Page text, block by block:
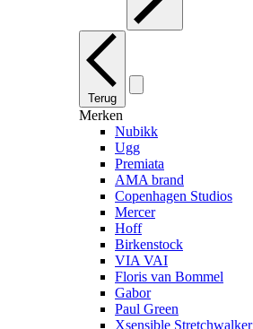
Terug
Merken
Nubikk
Ugg
Premiata
AMA brand
Copenhagen Studios
Mercer
Hoff
Birkenstock
VIA VAI
Floris van Bommel
Gabor
Paul Green
Xsensible Stretchwalker